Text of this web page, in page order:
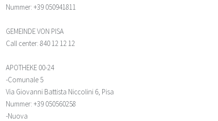
Nummer: +39 050941811
GEMEINDE VON PISA
Call center: 840 12 12 12
APOTHEKE 00-24
-Comunale 5
Via Giovanni Battista Niccolini 6, Pisa
Nummer: +39 050560258
-Nuova